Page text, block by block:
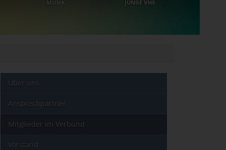
MUSIK JUNGE VHS
Über uns
Ansprechpartner
Mitglieder im Verbund
Vorstand